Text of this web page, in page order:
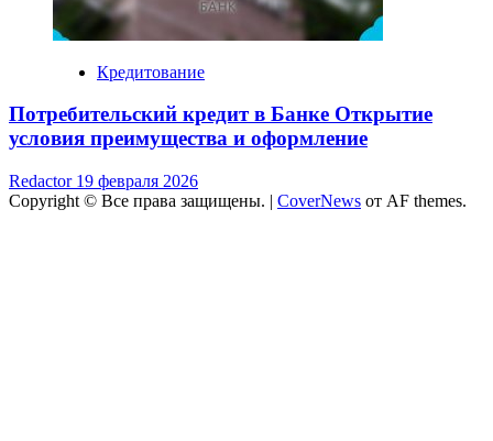
Кредитование
Потребительский кредит в Банке Открытие
условия преимущества и оформление
Redactor 19 февраля 2026
Copyright © Все права защищены. | CoverNews от AF themes.